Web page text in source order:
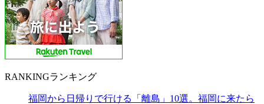
RANKINGランキング
福岡から日帰りで行ける「離島」10選。福岡に来たら